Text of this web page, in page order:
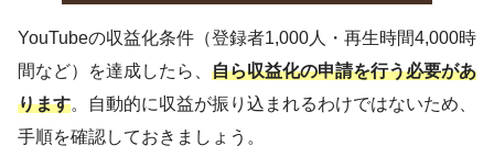
YouTubeの収益化条件（登録者1,000人・再生時間4,000時
間など）を達成したら、 自ら収益化の申請を行う必要があ
ります。自動的に収益が振り込まれるわけではないため、
手順を確認しておきましょう。